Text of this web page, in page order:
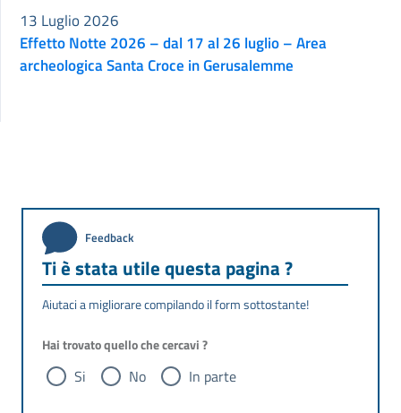
Effetto Notte 2026 – dal 17 al 26 luglio – Area
archeologica Santa Croce in Gerusalemme
13 Luglio 2026
Feedback
Ti è stata utile questa pagina ?
Aiutaci a migliorare compilando il form sottostante!
Hai trovato quello che cercavi ?
Si No In parte